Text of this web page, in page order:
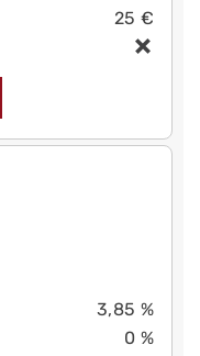
25 €
3,85 %
0 %